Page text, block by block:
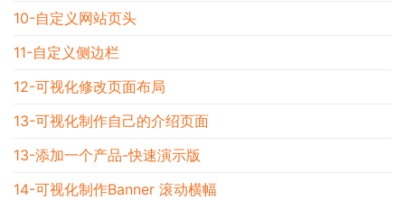
10-自定义网站页头
11-自定义侧边栏
12-可视化修改页面布局
13-可视化制作自己的介绍页面
13-添加一个产品-快速演示版
14-可视化制作Banner 滚动横幅